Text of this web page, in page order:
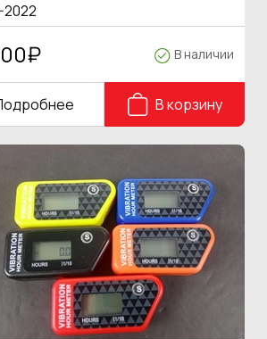
2022
₽ В наличии
В корзину